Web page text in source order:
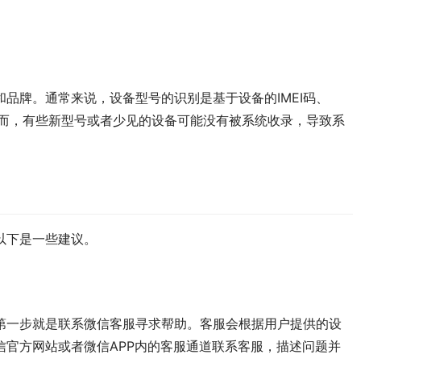
牌。通常来说，设备型号的识别是基于设备的IMEI码、
有些新型号或者少见的设备可能没有被系统收录，导致系
是一些建议。
步就是联系微信客服寻求帮助。客服会根据用户提供的设
方网站或者微信APP内的客服通道联系客服，描述问题并